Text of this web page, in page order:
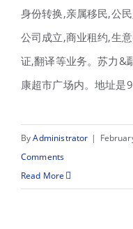
身份转换,亲属移民,公
公司成立,商业租约,生
证,翻译等业务。苏力&
康超市广场内。地址
ByAdministrator |
Comments
Read More